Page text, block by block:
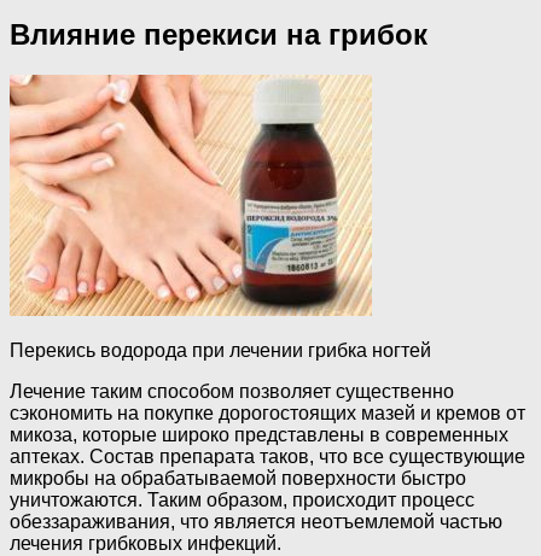
Влияние перекиси на грибок
Перекись водорода при лечении грибка ногтей
Лечение таким способом позволяет существенно
сэкономить на покупке дорогостоящих мазей и кремов от
микоза, которые широко представлены в современных
аптеках. Состав препарата таков, что все существующие
микробы на обрабатываемой поверхности быстро
уничтожаются. Таким образом, происходит процесс
обеззараживания, что является неотъемлемой частью
лечения грибковых инфекций.